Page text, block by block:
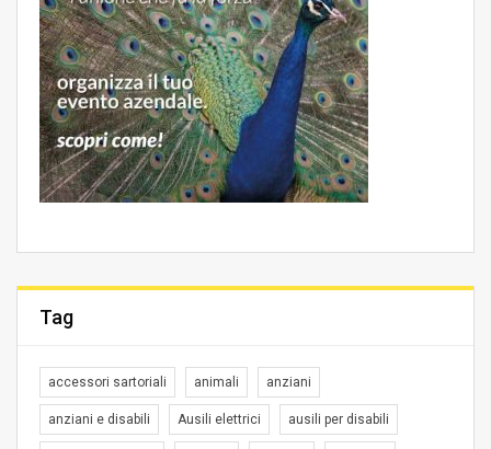
Tag
accessori sartoriali animali anziani
anziani e disabili Ausili elettrici ausili per disabili